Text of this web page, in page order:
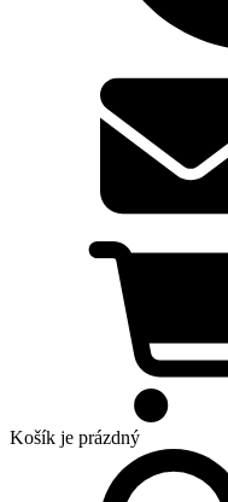
Košík je prázdný